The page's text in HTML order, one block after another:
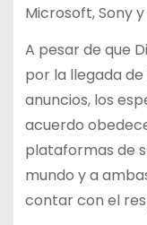
Microsoft, Sony
A pesar de que
por la llegada de
anuncios, los
acuerdo
plataformas de
mundo y a
contar con el